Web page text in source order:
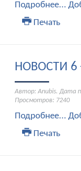
Подробнее...
Печать
НОВОСТИ 6
Автор: Anubis. Дата
Просмотров: 7240
Подробнее...
Печать